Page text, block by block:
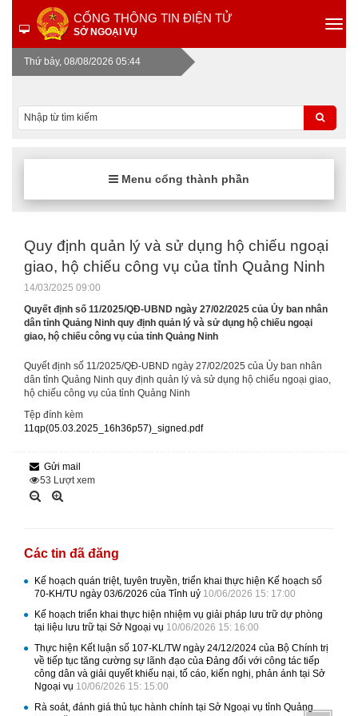
CỔNG THÔNG TIN ĐIỆN TỬ
SỞ NGOẠI VỤ
Thứ bảy, 08/08/2026 05:44
Menu cổng thành phần
Quy định quản lý và sử dụng hộ chiếu ngoại
giao, hộ chiếu công vụ của tỉnh Quảng Ninh
14/03/2025 09:00
Quyết định số 11/2025/QĐ-UBND ngày 27/02/2025 của Ủy ban nhân
dân tỉnh Quảng Ninh quy định quản lý và sử dụng hộ chiếu ngoại
giao, hộ chiếu công vụ của tỉnh Quảng Ninh
Quyết định số 11/2025/QĐ-UBND ngày 27/02/2025 của Ủy ban nhân
dân tỉnh Quảng Ninh quy định quản lý và sử dụng hộ chiếu ngoại giao,
hộ chiếu công vụ của tỉnh Quảng Ninh
Tệp đính kèm
11qp(05.03.2025_16h36p57)_signed.pdf
Gửi mail
53 Lượt xem
Các tin đã đăng
Kế hoạch quán triệt, tuyên truyền, triển khai thực hiện Kế hoạch số
70-KH/TU ngày 03/6/2026 của Tỉnh uỷ 10/06/2026 15: 17:00
Kế hoạch triển khai thực hiện nhiệm vụ giải pháp lưu trữ dự phòng
tại liệu lưu trữ tại Sở Ngoại vụ 10/06/2026 15: 16:00
Thực hiện Kết luận số 107-KL/TW ngày 24/12/2024 của Bộ Chính trị
về tiếp tục tăng cường sự lãnh đạo của Đảng đối với công tác tiếp
công dân và giải quyết khiếu nại, tố cáo, kiến nghị, phản ánh tại Sở
Ngoại vụ 10/06/2026 15: 15:00
Rà soát, đánh giá thủ tục hành chính tại Sở Ngoại vụ tỉnh Quảng